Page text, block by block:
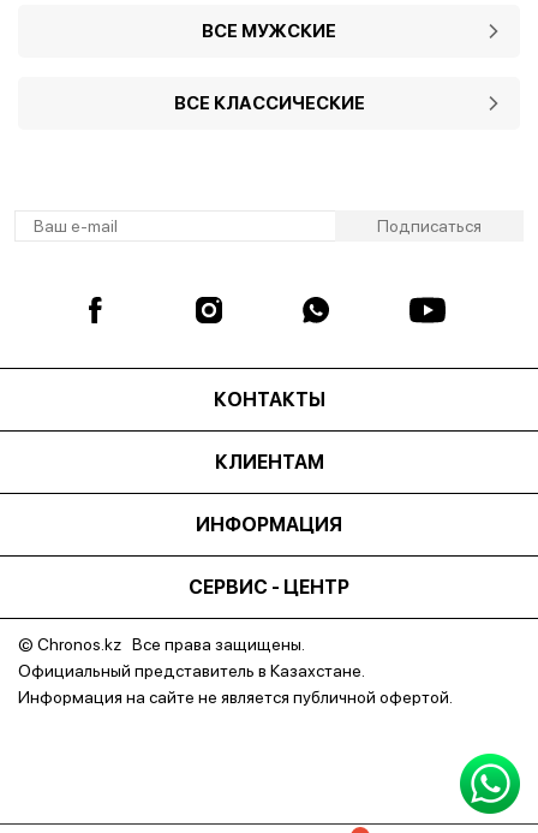
ВСЕ МУЖСКИЕ
ВСЕ КЛАССИЧЕСКИЕ
КОНТАКТЫ
КЛИЕНТАМ
ИНФОРМАЦИЯ
СЕРВИС - ЦЕНТР
© Chronos.kz Все права защищены.
Официальный представитель в Казахстане.
Информация на сайте не является публичной офертой.